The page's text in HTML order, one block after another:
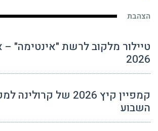
הצהבת
טיילור מלקוב לרשת "אינטימה" –
2026
קמפיין קיץ 2026 של
השבוע